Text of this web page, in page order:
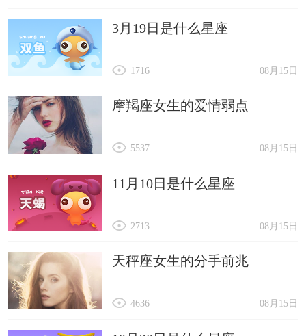
3月19日是什么星座
08月15日
1716
摩羯座女生的爱情弱点
08月15日
5537
11月10日是什么星座
08月15日
2713
天秤座女生的分手前兆
08月15日
4636